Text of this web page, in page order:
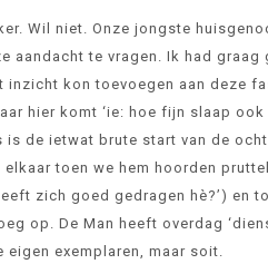
Wil niet. Onze jongste
aandacht te vragen. Ik had graag
kon toevoegen aan deze
hier komt ‘ie: hoe fijn slaap
de ietwat brute start van de
elkaar toen we hem hoorden
zich goed gedragen hè?’) en
op. De Man heeft overdag
exemplaren, maar soit.